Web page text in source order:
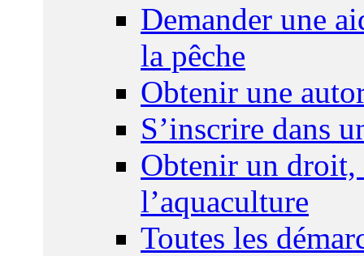
Demander une
la pêche
Obtenir une
S’inscrire dans
Obtenir un droit,
l’aquaculture
Toutes les